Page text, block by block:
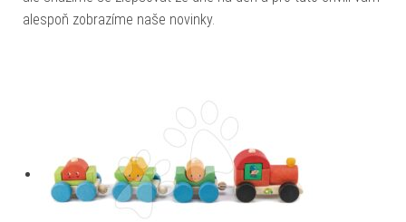
alespoň zobrazíme naše novinky.